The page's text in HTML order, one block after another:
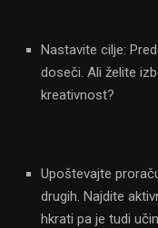
Nastavite cilje:
doseči. Ali želite
kreativnost?
Upoštevajte
drugih. Najdite
hkrati pa je tudi